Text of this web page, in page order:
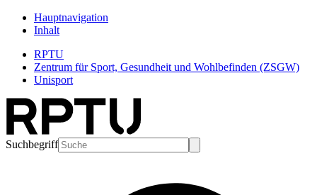
Hauptnavigation
Inhalt
RPTU
Zentrum für Sport, Gesundheit und Wohlbefinden (ZSGW)
Unisport
Suchbegriff